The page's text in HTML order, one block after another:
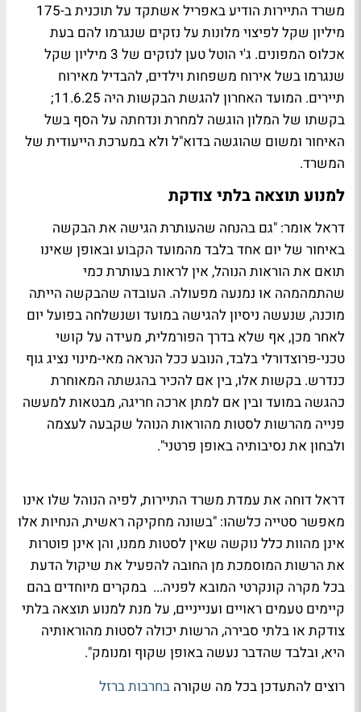
משרד התיירות הודיע באפריל אשתקד על תוכנית ב-175
מיליון שקל לפיצוי מלונות על נזקים שנגרמו להם בעת
אכלוס המפונים. ג'י הוטל טען לנזקים של 3 מיליון שקל
שנגרמו בשל אירוח משפחות וילדים, להבדיל מאירוח
תיירים. המועד האחרון להגשת הבקשות היה 11.6.25;
בקשתו של המלון הוגשה למחרת ונדחתה על הסף בשל
האיחור ומשום שהוגשה בדוא"ל ולא במערכת הייעודית של
המשרד.
למנוע תוצאה בלתי צודקת
דראל אומר: "גם בהנחה שהעותרת הגישה את הבקשה
באיחור של יום אחד בלבד מהמועד הקבוע ובאופן שאינו
תואם את הוראות הנוהל, אין לראות בעותרת כמי
שהתמהמהה או נמנעה מפעולה. העובדה שהבקשה הייתה
מוכנה, שנעשה ניסיון להגישה במועד ושנשלחה בפועל יום
לאחר מכן, אף שלא בדרך הפורמלית, מעידה על קושי
טכני-פרוצדורלי בלבד, הנובע ככל הנראה מאי-מינוי נציג גוף
כנדרש. בקשות אלו, בין אם להכיר בהגשתה המאוחרת
כהגשה במועד ובין אם למתן ארכה חריגה, מבטאות למעשה
פנייה מהרשות לסטות מהוראות הנוהל שקבעה לעצמה
ולבחון את נסיבותיה באופן פרטני".
דראל דוחה את עמדת משרד התיירות, לפיה הנוהל שלו אינו
מאפשר סטייה כלשהו: "בשונה מחקיקה ראשית, הנחיות אלו
אינן מהוות כלל נוקשה שאין לסטות ממנו, והן אינן פוטרות
את הרשות המוסמכת מן החובה להפעיל את שיקול הדעת
בכל מקרה קונקרטי המובא לפניה... במקרים מיוחדים בהם
קיימים טעמים ראויים וענייניים, על מנת למנוע תוצאה בלתי
צודקת או בלתי סבירה, הרשות יכולה לסטות מהוראותיה
היא, ובלבד שהדבר נעשה באופן שקוף ומנומק".
רוצים להתעדכן בכל מה שקורה בחרבות ברזל